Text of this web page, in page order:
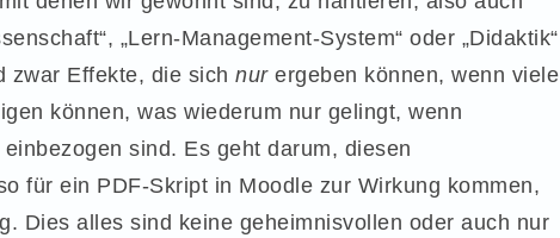
„Lern-Management-System“ oder „Didaktik“
zwar Effekte, die sich nurergeben können, wenn viele
können, was wiederum nur gelingt, wenn
sind. Es geht darum, diesen
für ein PDF-Skript in Moodle zur Wirkung kommen,
Dies alles sind keine geheimnisvollen oder auch nur